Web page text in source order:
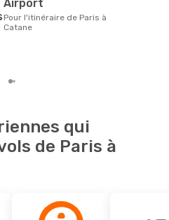
Airport
Pour l'itinéraire de Paris à
Catane
qui
de Paris à